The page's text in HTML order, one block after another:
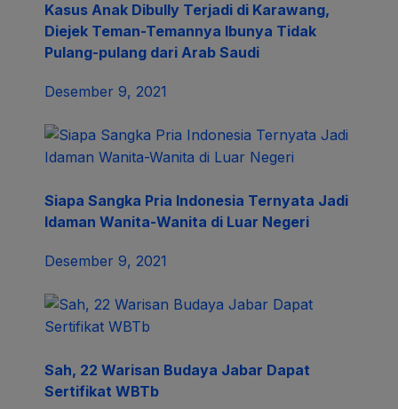
Kasus Anak Dibully Terjadi di Karawang,
Diejek Teman-Temannya Ibunya Tidak
Pulang-pulang dari Arab Saudi
Desember 9, 2021
Siapa Sangka Pria Indonesia Ternyata Jadi
Idaman Wanita-Wanita di Luar Negeri
Desember 9, 2021
Sah, 22 Warisan Budaya Jabar Dapat
Sertifikat WBTb